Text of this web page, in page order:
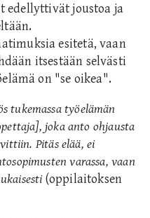
edellyttivät joustoa ja
esitetä, vaan
itsestään selvästi
on "se oikea".
tukemassa työelämän
joka anto ohjausta
Pitäs elää, ei
varassa, vaan
(oppilaitoksen